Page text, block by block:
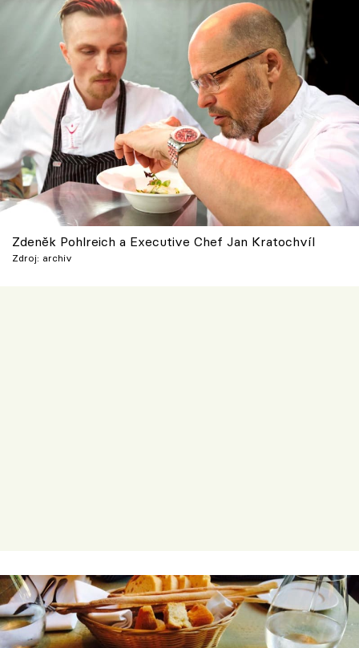
Škola vaření
Recepty z TV
Speciál: Cuketa
Těhotnej kuchař
Sledujte prima+
Přihlášení
Zdeněk Pohlreich a Executive Chef Jan Kratochvíl
Zdroj: archiv